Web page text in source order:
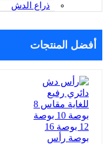
ذراع الدش
أفضل المنتجات